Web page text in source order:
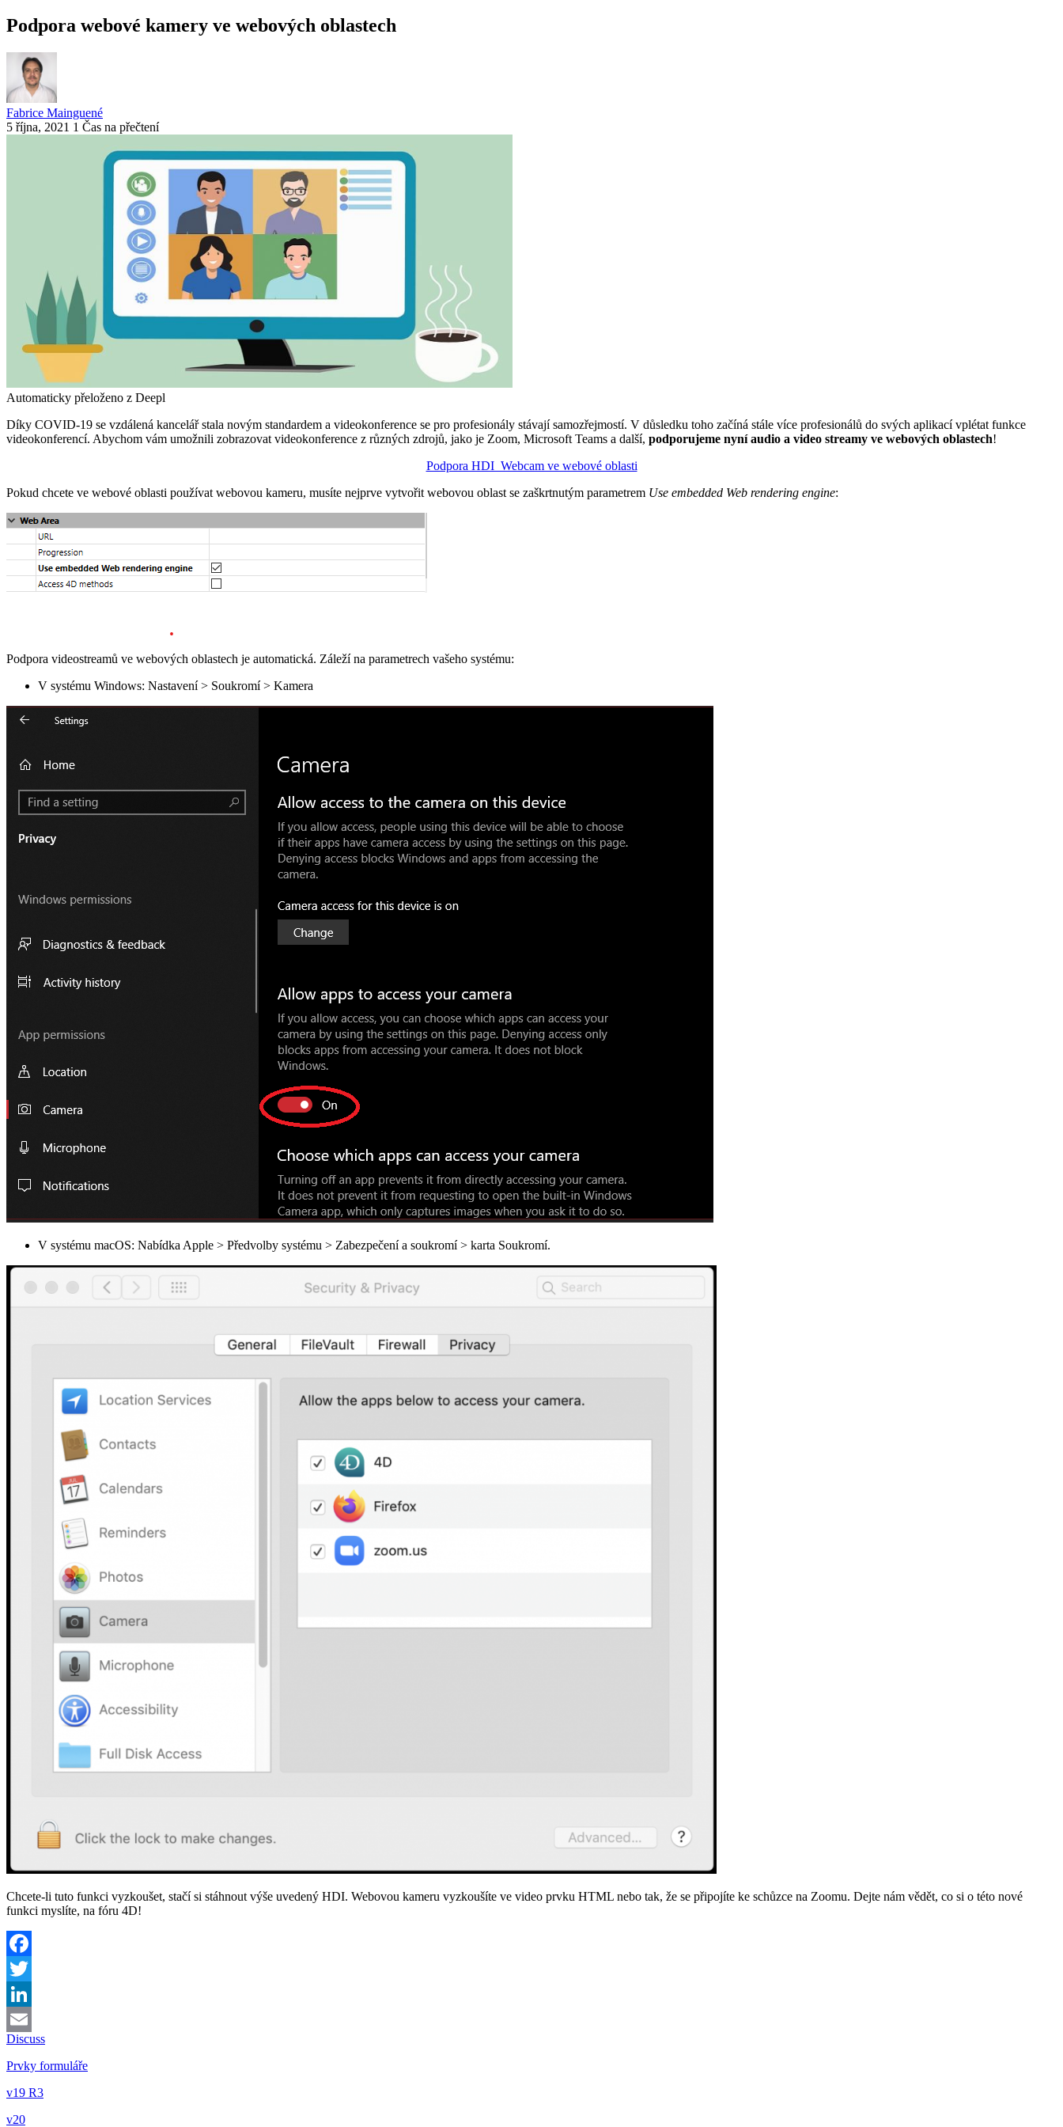
Podpora webové kamery ve webových oblastech
Fabrice Mainguené
5 října, 2021 1 Čas na přečtení
Automaticky přeloženo z Deepl
Díky COVID-19 se vzdálená kancelář stala novým standardem a videokonference se pro profesionály stávají samozřejmostí. V důsledku toho začíná stále více profesionálů do svých aplikací vplétat funkce
videokonferencí. Abychom vám umožnili zobrazovat videokonference z různých zdrojů, jako je Zoom, Microsoft Teams a další, podporujeme nyní audio a video streamy ve webových oblastech!
Podpora HDI_Webcam ve webové oblasti
Pokud chcete ve webové oblasti používat webovou kameru, musíte nejprve vytvořit webovou oblast se zaškrtnutým parametrem Use embedded Web rendering engine:
Podpora videostreamů ve webových oblastech je automatická. Záleží na parametrech vašeho systému:
V systému Windows: Nastavení > Soukromí > Kamera
V systému macOS: Nabídka Apple > Předvolby systému > Zabezpečení a soukromí > karta Soukromí.
Chcete-li tuto funkci vyzkoušet, stačí si stáhnout výše uvedený HDI. Webovou kameru vyzkoušíte ve video prvku HTML nebo tak, že se připojíte ke schůzce na Zoomu. Dejte nám vědět, co si o této nové
funkci myslíte, na fóru 4D!
Facebook
Twitter
LinkedIn
Email
Discuss
Prvky formuláře
v19 R3
v20